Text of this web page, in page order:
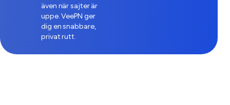
även när sajter är
uppe. VeePN ger
dig en snabbare,
privat rutt.